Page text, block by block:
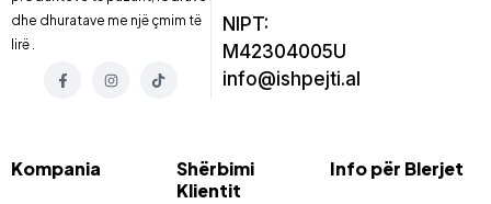
dhe dhuratave me një çmim të
lirë .
NIPT:
M42304005U
info@ishpejti.al
Kompania
Shërbimi
Klientit
Info për Blerjet